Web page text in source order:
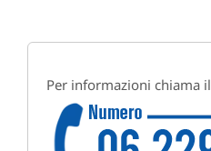
Per informazioni chiama il